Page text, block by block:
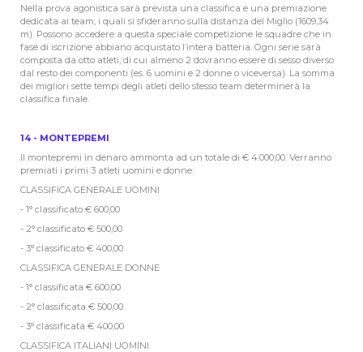
Nella prova agonistica sarà prevista una classifica e una premiazione
dedicata ai team, i quali si sfideranno sulla distanza del Miglio (1609,34
m). Possono accedere a questa speciale competizione le squadre che in
fase di iscrizione abbiano acquistato l’intera batteria. Ogni serie sarà
composta da otto atleti, di cui almeno 2 dovranno essere di sesso diverso
dal resto dei componenti (es. 6 uomini e 2 donne o viceversa). La somma
dei migliori sette tempi degli atleti dello stesso team determinerà la
classifica finale.
14 - MONTEPREMI
Il montepremi in denaro ammonta ad un totale di € 4.000,00. Verranno
premiati i primi 3 atleti uomini e donne:
CLASSIFICA GENERALE UOMINI
- 1° classificato € 600,00
- 2° classificato € 500,00
- 3° classificato € 400,00
CLASSIFICA GENERALE DONNE
- 1° classificata € 600,00
- 2° classificata € 500,00
- 3° classificata € 400,00
CLASSIFICA ITALIANI UOMINI